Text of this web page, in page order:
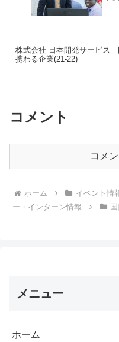
株式会社 日本開発サービス
携わる企業(21-22)
コメント
コメ
ホーム
イベント情
ー・インターン情報
メニュー
ホーム